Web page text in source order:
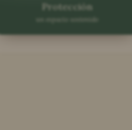
Protección
un espacio sostenido